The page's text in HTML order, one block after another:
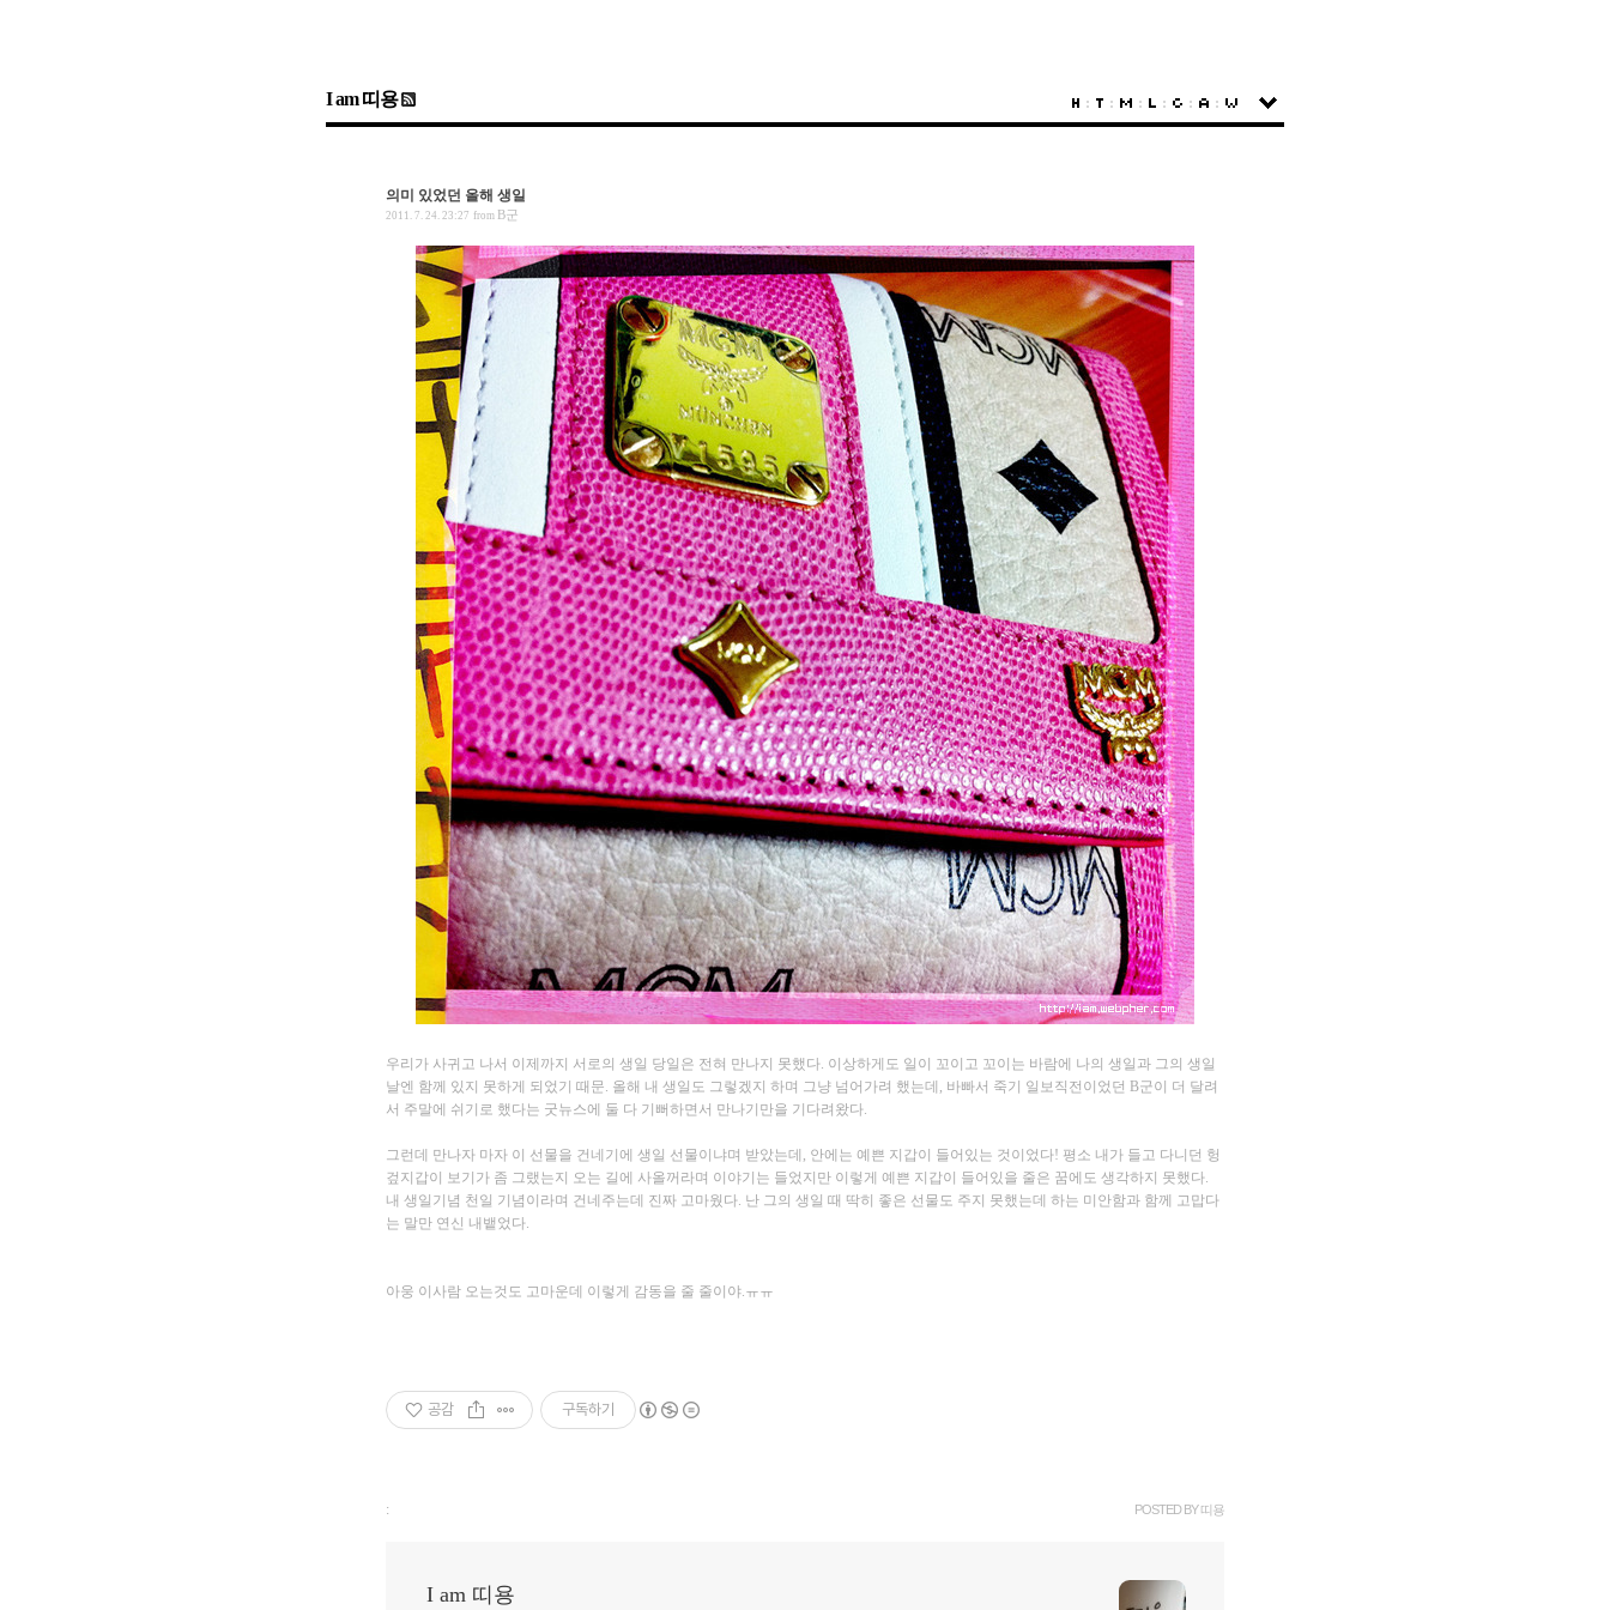
I am 띠용
의미 있었던 올해 생일
2011. 7. 24. 23:27 from B군
우리가 사귀고 나서 이제까지 서로의 생일 당일은 전혀 만나지 못했다. 이상하게도 일이 꼬이고 꼬이는 바람에 나의 생일과 그의 생일
날엔 함께 있지 못하게 되었기 때문. 올해 내 생일도 그렇겠지 하며 그냥 넘어가려 했는데, 바빠서 죽기 일보직전이었던 B군이 더 달려
서 주말에 쉬기로 했다는 굿뉴스에 둘 다 기뻐하면서 만나기만을 기다려왔다.
그런데 만나자 마자 이 선물을 건네기에 생일 선물이냐며 받았는데, 안에는 예쁜 지갑이 들어있는 것이었다! 평소 내가 들고 다니던 헝
겊지갑이 보기가 좀 그랬는지 오는 길에 사올꺼라며 이야기는 들었지만 이렇게 예쁜 지갑이 들어있을 줄은 꿈에도 생각하지 못했다.
내 생일기념 천일 기념이라며 건네주는데 진짜 고마웠다. 난 그의 생일 때 딱히 좋은 선물도 주지 못했는데 하는 미안함과 함께 고맙다
는 말만 연신 내뱉었다.
아웅 이사람 오는것도 고마운데 이렇게 감동을 줄 줄이야.ㅠㅠ
공감 구독하기
POSTED BY띠용
:
I am 띠용